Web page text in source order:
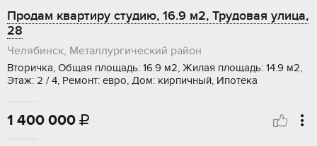
Продам квартиру студию, 16.9 м2, Трудовая улица,
28
Челябинск, Металлургический район
Вторичка, Общая площадь: 16.9 м2, Жилая площадь: 14.9 м2,
Этаж: 2 / 4, Ремонт: евро, Дом: кирпичный, Ипотека
1 400 000 